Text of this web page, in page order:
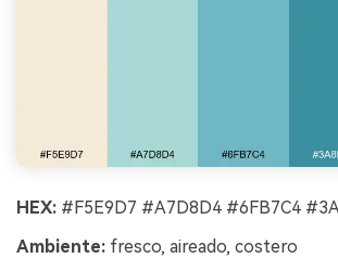
HEX: #F5E9D7 #A7D8D4 #6FB7C4
Ambiente: fresco, aireado, costero